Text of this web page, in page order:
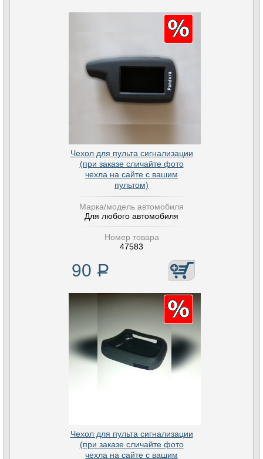
Чехол для пульта сигнализации
(при заказе сличайте фото
чехла на сайте с вашим
пультом)
Марка/модель автомобиля
Для любого автомобиля
Номер товара
47583
90 Р
Чехол для пульта сигнализации
(при заказе сличайте фото
чехла на сайте с вашим